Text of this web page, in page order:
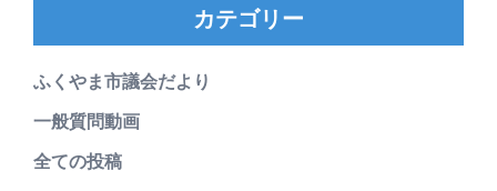
カテゴリー
ふくやま市議会だより
一般質問動画
全ての投稿